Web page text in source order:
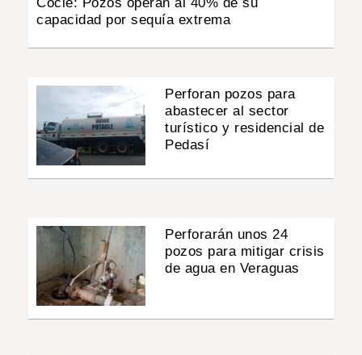
capacidad por sequía extrema
Perforan pozos para
abastecer al sector
turístico y residencial de
Pedasí
Perforarán unos 24
pozos para mitigar crisis
de agua en Veraguas